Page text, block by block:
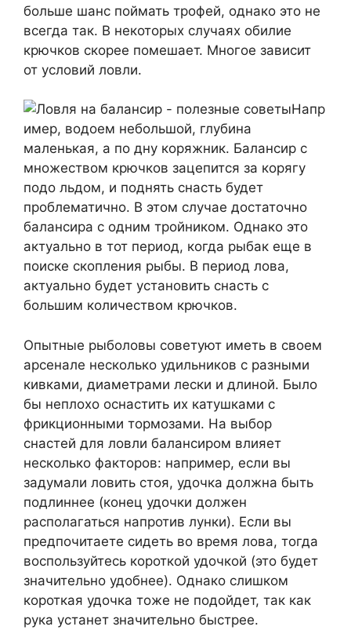
больше шанс поймать трофей, однако это не
всегда так. В некоторых случаях обилие
крючков скорее помешает. Многое зависит
от условий ловли.
Напр
имер, водоем небольшой, глубина
маленькая, а по дну коряжник. Балансир с
множеством крючков зацепится за корягу
подо льдом, и поднять снасть будет
проблематично. В этом случае достаточно
балансира с одним тройником. Однако это
актуально в тот период, когда рыбак еще в
поиске скопления рыбы. В период лова,
актуально будет установить снасть с
большим количеством крючков.
Опытные рыболовы советуют иметь в своем
арсенале несколько удильников с разными
кивками, диаметрами лески и длиной. Было
бы неплохо оснастить их катушками с
фрикционными тормозами. На выбор
снастей для ловли балансиром влияет
несколько факторов: например, если вы
задумали ловить стоя, удочка должна быть
подлиннее (конец удочки должен
располагаться напротив лунки). Если вы
предпочитаете сидеть во время лова, тогда
воспользуйтесь короткой удочкой (это будет
значительно удобнее). Однако слишком
короткая удочка тоже не подойдет, так как
рука устанет значительно быстрее.